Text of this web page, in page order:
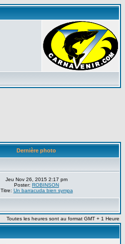
Dernière photo
Jeu Nov 26, 2015 2:17 pm
Poster: ROBINSON
Titre: Un barracuda bien sympa
Toutes les heures sont au format GMT + 1 Heure